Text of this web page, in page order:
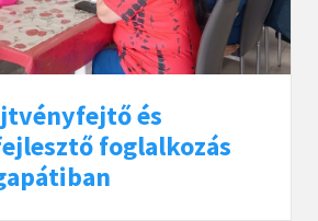
és
foglalkozás